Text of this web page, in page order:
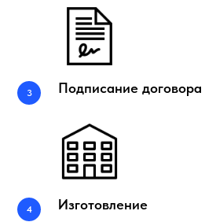
Подписание договора
Изготовление